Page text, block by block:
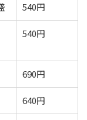
540円
540円
690円
640円